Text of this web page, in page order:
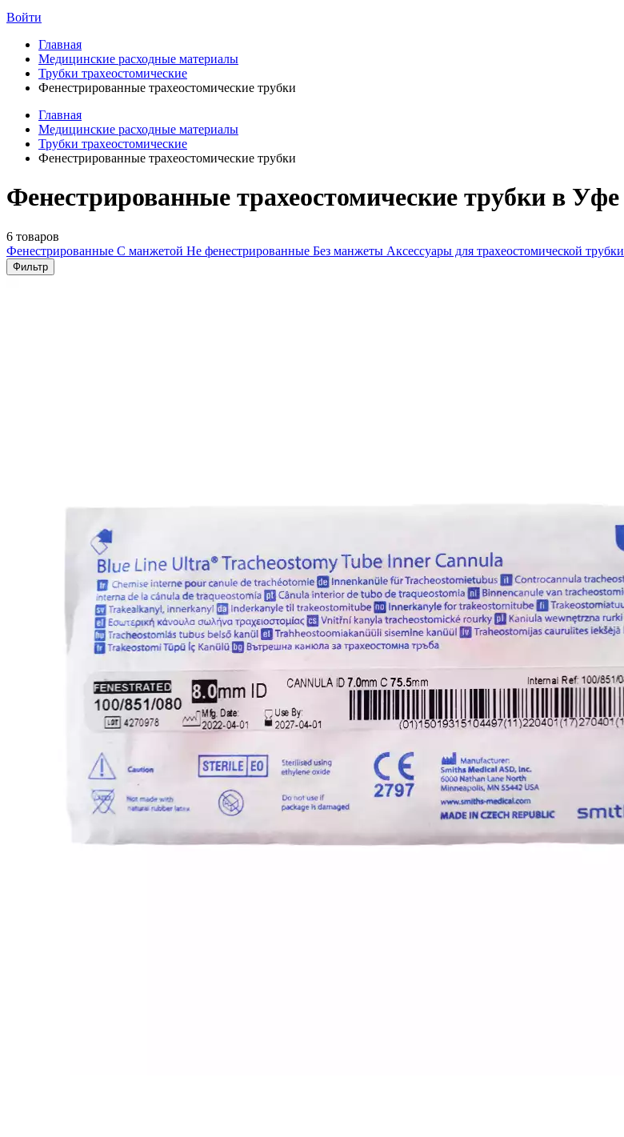
Войти
Главная
Медицинские расходные материалы
Трубки трахеостомические
Фенестрированные трахеостомические трубки
Главная
Медицинские расходные материалы
Трубки трахеостомические
Фенестрированные трахеостомические трубки
Фенестрированные трахеостомические трубки в Уфе
6 товаров
Фенестрированные С манжетой Не фенестрированные Без манжеты Аксессуары для трахеостомической трубки
Фильтр